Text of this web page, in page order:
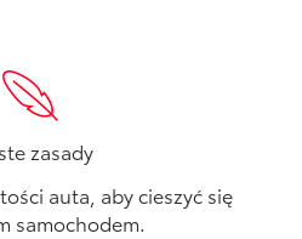
zasady
auta, aby cieszyć się
samochodem.